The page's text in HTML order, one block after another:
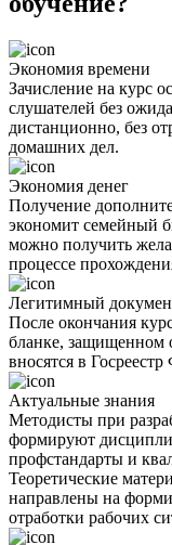
Экономия времени
Зачисление на курс
слушателей без
дистанционно, без
домашних дел.
Экономия денег
Получение
экономит семейный
можно получить
процессе
Легитимный
После окончания
бланке, защищенном
вносятся в
Актуальные знания
Методисты при
формируют
профстандарты и
Теоретические
направлены на
отработки рабочих